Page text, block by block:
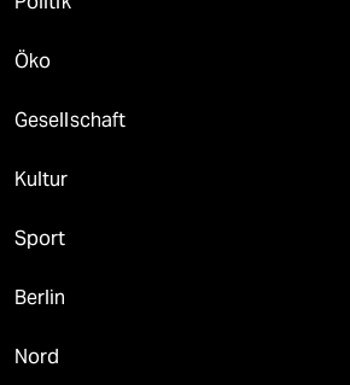
Öko
Gesellschaft
Kultur
Sport
Berlin
Nord